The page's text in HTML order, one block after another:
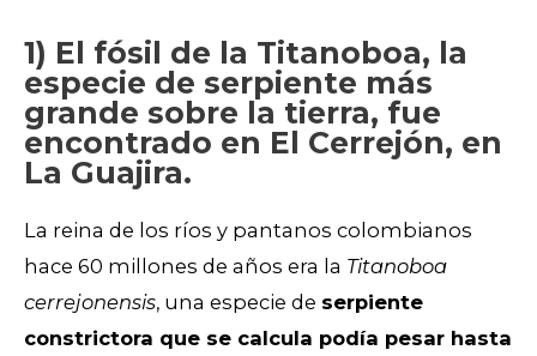
1) El fósil de la Titanoboa, la
especie de serpiente más
grande sobre la tierra, fue
encontrado en El Cerrejón, en
La Guajira.
La reina de los ríos y pantanos colombianos
hace 60 millones de años era la Titanoboa
cerrejonensis, una especie de serpiente
constrictora que se calcula podía pesar hasta